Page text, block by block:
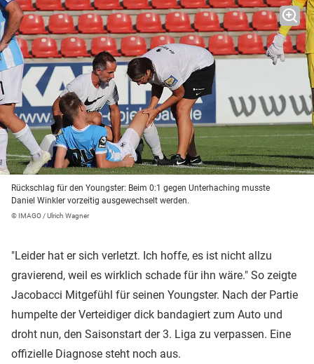
Rückschlag für den Youngster: Beim 0:1 gegen Unterhaching musste
Daniel Winkler vorzeitig ausgewechselt werden.
© IMAGO / Ulrich Wagner
"Leider hat er sich verletzt. Ich hoffe, es ist nicht allzu
gravierend, weil es wirklich schade für ihn wäre." So zeigte
Jacobacci Mitgefühl für seinen Youngster. Nach der Partie
humpelte der Verteidiger dick bandagiert zum Auto und
droht nun, den Saisonstart der 3. Liga zu verpassen. Eine
offizielle Diagnose steht noch aus.